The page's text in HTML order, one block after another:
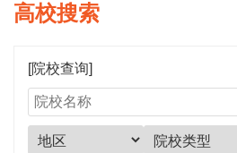
高校搜索
[院校查询]